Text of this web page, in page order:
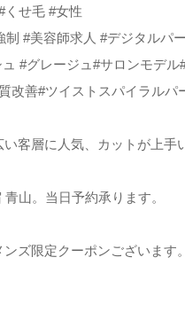
くせ毛 #女性
制 #美容師求人 #デジタルパ
#グレージュ#サロンモデ
改善#ツイストスパイラルパ
客層に人気、カットが上手
山。当日予約承ります。
ズ限定クーポンございます。